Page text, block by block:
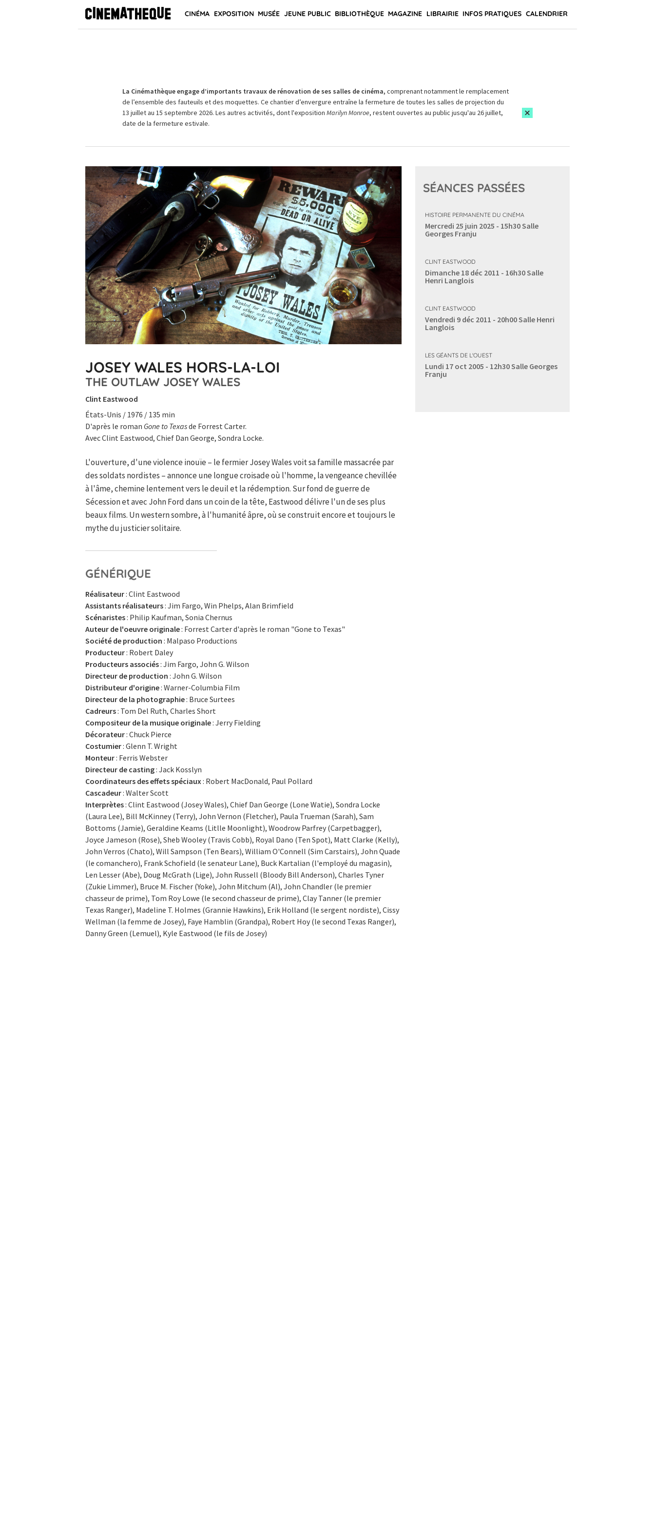
CINÉMA EXPOSITION MUSÉE JEUNE PUBLIC BIBLIOTHÈQUE MAGAZINE LIBRAIRIE INFOS PRATIQUES CALENDRIER
La Cinémathèque engage d’importants travaux de rénovation de ses salles de cinéma, comprenant notamment le remplacement
de l’ensemble des fauteuils et des moquettes. Ce chantier d’envergure entraîne la fermeture de toutes les salles de projection du
13 juillet au 15 septembre 2026. Les autres activités, dont l'exposition Marilyn Monroe, restent ouvertes au public jusqu'au 26 juillet,
date de la fermeture estivale.
JOSEY WALES HORS-LA-LOI
THE OUTLAW JOSEY WALES
Clint Eastwood
États-Unis / 1976 / 135 min
D'après le roman Gone to Texasde Forrest Carter.
Avec Clint Eastwood, Chief Dan George, Sondra Locke.
L'ouverture, d'une violence inouïe – le fermier Josey Wales voit sa famille massacrée par
des soldats nordistes – annonce une longue croisade où l'homme, la vengeance chevillée
à l'âme, chemine lentement vers le deuil et la rédemption. Sur fond de guerre de
Sécession et avec John Ford dans un coin de la tête, Eastwood délivre l'un de ses plus
beaux films. Un western sombre, à l'humanité âpre, où se construit encore et toujours le
mythe du justicier solitaire.
GÉNÉRIQUE
Réalisateur: Clint Eastwood
Assistants réalisateurs: Jim Fargo, Win Phelps, Alan Brimfield
Scénaristes: Philip Kaufman, Sonia Chernus
Auteur de l'oeuvre originale: Forrest Carter d'après le roman "Gone to Texas"
Société de production : Malpaso Productions
Producteur: Robert Daley
Producteurs associés: Jim Fargo, John G. Wilson
Directeur de production : John G. Wilson
Distributeur d'origine: Warner-Columbia Film
Directeur de la photographie: Bruce Surtees
Cadreurs: Tom Del Ruth, Charles Short
Compositeur de la musique originale: Jerry Fielding
Décorateur: Chuck Pierce
Costumier: Glenn T. Wright
Monteur: Ferris Webster
Directeur de casting: Jack Kosslyn
Coordinateurs des effets spéciaux : Robert MacDonald, Paul Pollard
Cascadeur: Walter Scott
Interprètes: Clint Eastwood (Josey Wales), Chief Dan George (Lone Watie), Sondra Locke
(Laura Lee), Bill McKinney (Terry), John Vernon (Fletcher), Paula Trueman (Sarah), Sam
Bottoms (Jamie), Geraldine Keams (Litlle Moonlight), Woodrow Parfrey (Carpetbagger),
Joyce Jameson (Rose), Sheb Wooley (Travis Cobb), Royal Dano (Ten Spot), Matt Clarke (Kelly),
John Verros (Chato), Will Sampson (Ten Bears), William O'Connell (Sim Carstairs), John Quade
(le comanchero), Frank Schofield (le senateur Lane), Buck Kartalian (l'employé du magasin),
Len Lesser (Abe), Doug McGrath (Lige), John Russell (Bloody Bill Anderson), Charles Tyner
(Zukie Limmer), Bruce M. Fischer (Yoke), John Mitchum (Al), John Chandler (le premier
chasseur de prime), Tom Roy Lowe (le second chasseur de prime), Clay Tanner (le premier
Texas Ranger), Madeline T. Holmes (Grannie Hawkins), Erik Holland (le sergent nordiste), Cissy
Wellman (la femme de Josey), Faye Hamblin (Grandpa), Robert Hoy (le second Texas Ranger),
Danny Green (Lemuel), Kyle Eastwood (le fils de Josey)
SÉANCES PASSÉES
HISTOIRE PERMANENTE DU CINÉMA
Mercredi 25 juin 2025 - 15h30Salle
Georges Franju
CLINT EASTWOOD
Dimanche 18 déc 2011 - 16h30Salle
Henri Langlois
CLINT EASTWOOD
Vendredi 9 déc 2011 - 20h00Salle Henri
Langlois
LES GÉANTS DE L'OUEST
Lundi 17 oct 2005 - 12h30Salle Georges
Franju